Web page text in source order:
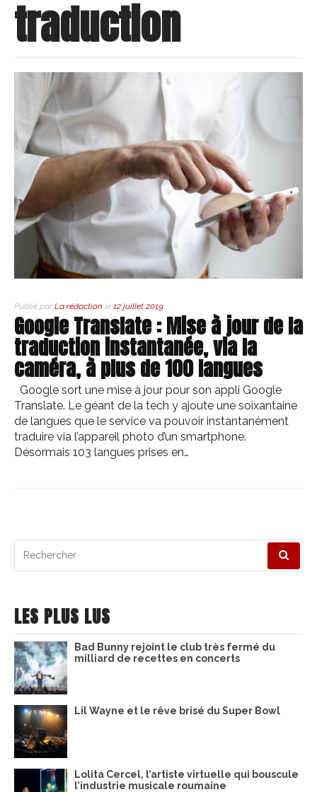
traduction
Publié par La rédaction le 12 juillet 2019
Google Translate : Mise à jour de la
traduction instantanée, via la
caméra, à plus de 100 langues
Google sort une mise à jour pour son appli Google
Translate. Le géant de la tech y ajoute une soixantaine
de langues que le service va pouvoir instantanément
traduire via l’appareil photo d’un smartphone.
Désormais 103 langues prises en…
pour
LES PLUS LUS
Bad Bunny rejoint le club très fermé du
milliard de recettes en concerts
Lil Wayne et le rêve brisé du Super Bowl
Lolita Cercel, l’artiste virtuelle qui bouscule
l’industrie musicale roumaine